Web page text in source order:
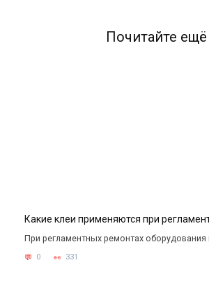
Почитайте ещё
Какие клеи применяются при
При регламентных ремонтах
0 331